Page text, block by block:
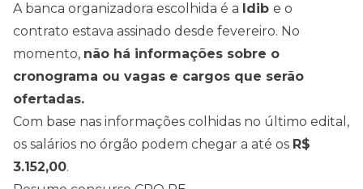
A banca organizadora escolhida é a Idib e o
contrato estava assinado desde fevereiro. No
momento, não há informações sobre o
cronograma ou vagas e cargos que serão
ofertadas.
Com base nas informações colhidas no último edital,
os salários no órgão podem chegar a até os R$
3.152,00.